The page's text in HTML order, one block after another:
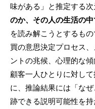
味がある」と推定する次
のか、その人の生活の
を読み解こうとするも
買の意思決定プロセス
ントの兆候、心理的な
顧客一人ひとりに対し
に、推論結果には「な
跡できる説明可能性を